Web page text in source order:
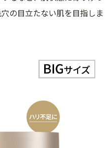
の目立たない肌を目指しま